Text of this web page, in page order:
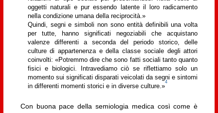
oggetti naturali e pur essendo latente il loro radicamento
nella condizione umana della reciprocità.»
Quindi, segni e simboli non sono entità definibili una volta
per tutte, hanno significati negoziabili che acquistano
valenze differenti a seconda del periodo storico, delle
culture di appartenenza e della classe sociale degli attori
coinvolti: «Potremmo dire che sono fatti sociali tanto quanto
fisici e biologici. Intravediamo ciò se riflettiamo solo un
momento sui significati disparati veicolati da segni e sintomi
in differenti momenti storici e in diverse culture.»
4
Con buona pace della semiologia medica così come è